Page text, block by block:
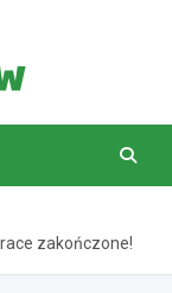
zakończone!